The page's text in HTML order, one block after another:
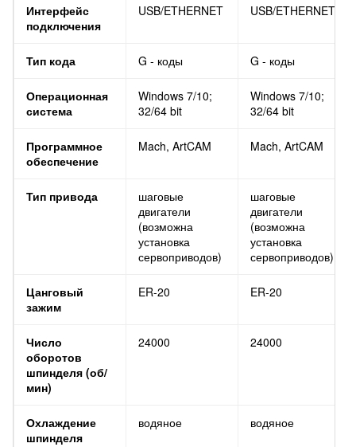
Интерфейс
подключения
USB/ETHERNET USB/ETHERNET
Тип кода G - коды G - коды
Операционная
система
Windows 7/10;
32/64 bit
Windows 7/10;
32/64 bit
Программное
обеспечение
Mach, ArtCAM Mach, ArtCAM
Тип привода
шаговые
двигатели
(возможна
установка
сервоприводов)
шаговые
двигатели
(возможна
установка
сервоприводов)
Цанговый
зажим
ER-20 ER-20
Число
оборотов
шпинделя (об/
мин)
24000 24000
Охлаждение
шпинделя
водяное водяное